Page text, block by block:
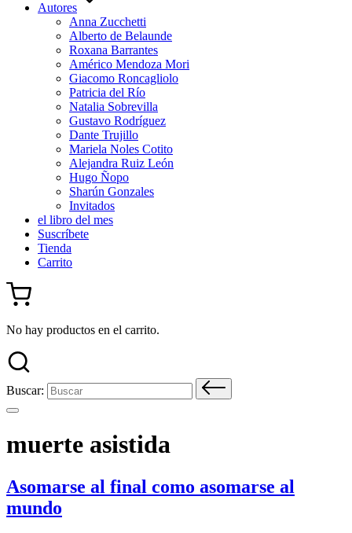
Autores
Anna Zucchetti
Alberto de Belaunde
Roxana Barrantes
Américo Mendoza Mori
Giacomo Roncagliolo
Patricia del Río
Natalia Sobrevilla
Gustavo Rodríguez
Dante Trujillo
Mariela Noles Cotito
Alejandra Ruiz León
Hugo Ñopo
Sharún Gonzales
Invitados
el libro del mes
Suscríbete
Tienda
Carrito
No hay productos en el carrito.
Buscar:
muerte asistida
Asomarse al final como asomarse al
mundo